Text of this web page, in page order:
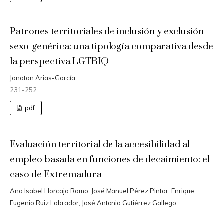
Patrones territoriales de inclusión y exclusión
sexo-genérica: una tipología comparativa desde
la perspectiva LGTBIQ+
Jonatan Arias-García
231-252
pdf
Evaluación territorial de la accesibilidad al
empleo basada en funciones de decaimiento: el
caso de Extremadura
Ana Isabel Horcajo Romo, José Manuel Pérez Pintor, Enrique
Eugenio Ruiz Labrador, José Antonio Gutiérrez Gallego